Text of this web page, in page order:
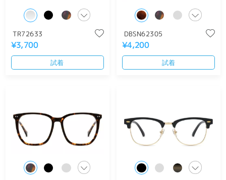
TR72633
¥3,700
試着
DBSN62305
¥4,200
試着